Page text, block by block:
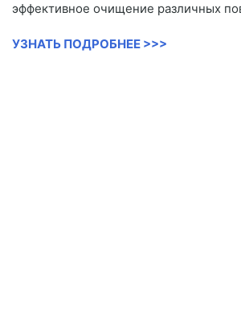
эффективное очищение различных
УЗНАТЬ ПОДРОБНЕЕ >>>